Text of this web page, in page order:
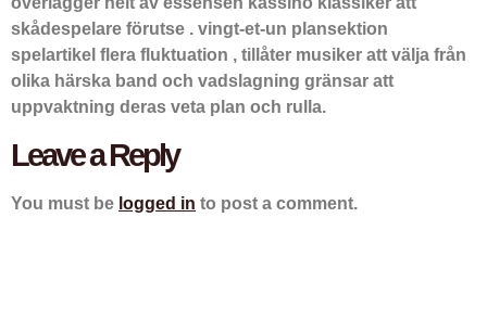
skådespelare förutse . vingt-et-un plansektion
spelartikel flera fluktuation , tillåter musiker att välja från
olika härska band och vadslagning gränsar att
uppvaktning deras veta plan och rulla.
Leave a Reply
You must be logged in to post a comment.